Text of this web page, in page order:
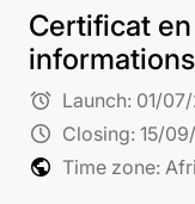
Certificat
alarm Launch: 01/
schedule Closing: 15/
public Time zone: